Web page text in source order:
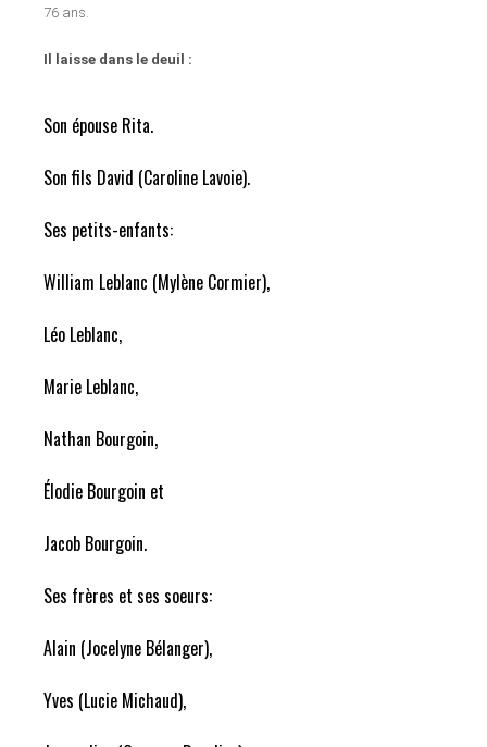
76 ans.
Il laisse dans le deuil :
Son épouse Rita.
Son fils David (Caroline Lavoie).
Ses petits-enfants:
William Leblanc (Mylène Cormier),
Léo Leblanc,
Marie Leblanc,
Nathan Bourgoin,
Élodie Bourgoin et
Jacob Bourgoin.
Ses frères et ses soeurs:
Alain (Jocelyne Bélanger),
Yves (Lucie Michaud),